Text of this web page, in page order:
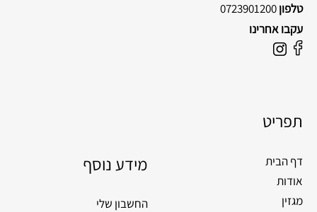
טלפון0723901200
עקבו אחרינו
F
b
o
k
I
a
r
a
m
תפריט
דף הבית
אודות
מגזין
מידע נוסף
החשבון שלי